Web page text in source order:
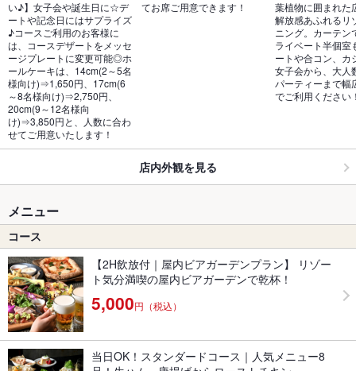
い♪】女子会や誕生日に☆デ
ートや記念日にはサプライズ
♪コースご利用のお客様に
は、コースデザートをメッセ
ージプレートに変更可能◎ホ
ールケーキは、14cm(2～5名
様向け)⇒1,650円、17cm(6
～8名様向け)⇒2,750円、
20cm(9～12名様向
け)⇒3,850円と、人数に合わ
せてご用意いたします！
てお席ご用意できます！
葉植物に囲まれた
解放感あふれるリ
ニング。カーテン
ライベート半個室
ートや合コン、カ
女子会から、大人
パーティーまで幅
でご利用ください
店内外観を見る
メニュー
コース
【2H飲放付｜屋内ビアガーデンプラン】 リゾー
ト気分満喫の屋内ビアガーデンで乾杯！
5,000円（税込）
当日OK！スタンダードコース｜人気メニュー8